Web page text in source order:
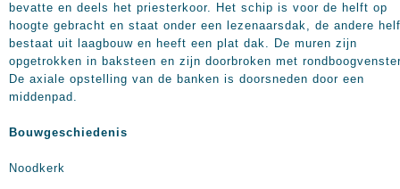
bevatte en deels het priesterkoor. Het schip is voor de helft op
hoogte gebracht en staat onder een lezenaarsdak, de andere
bestaat uit laagbouw en heeft een plat dak. De muren zijn
opgetrokken in baksteen en zijn doorbroken met
De axiale opstelling van de banken is doorsneden door een
middenpad.
Bouwgeschiedenis
Noodkerk